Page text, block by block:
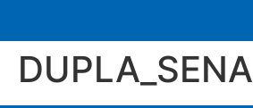
DUPLA_SENA